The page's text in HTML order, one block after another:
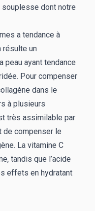
dont notre
a tendance à
résulte un
ayant tendance
Pour compenser
dans le
à plusieurs
très assimilable par
de compenser le
La vitamine C
tandis que l’acide
effets en hydratant